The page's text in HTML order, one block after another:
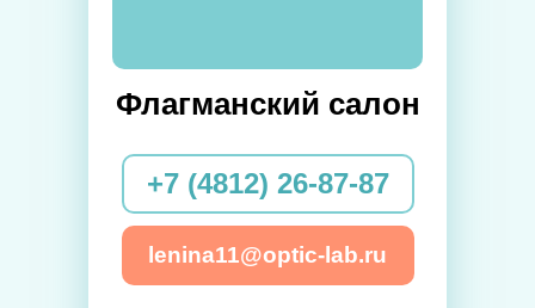
Флагманский салон
+7 (4812) 26-87-87
lenina11@optic-lab.ru